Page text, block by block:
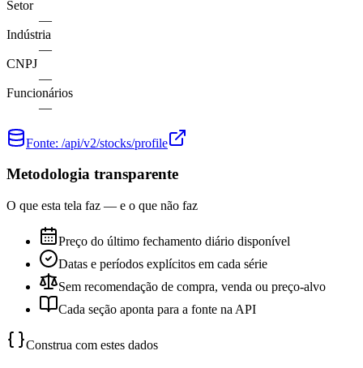
Setor
—
Indústria
—
CNPJ
—
Funcionários
—
Fonte: /api/v2/stocks/profile
Metodologia transparente
O que esta tela faz — e o que não faz
Preço do último fechamento diário disponível
Datas e períodos explícitos em cada série
Sem recomendação de compra, venda ou preço-alvo
Cada seção aponta para a fonte na API
Construa com estes dados